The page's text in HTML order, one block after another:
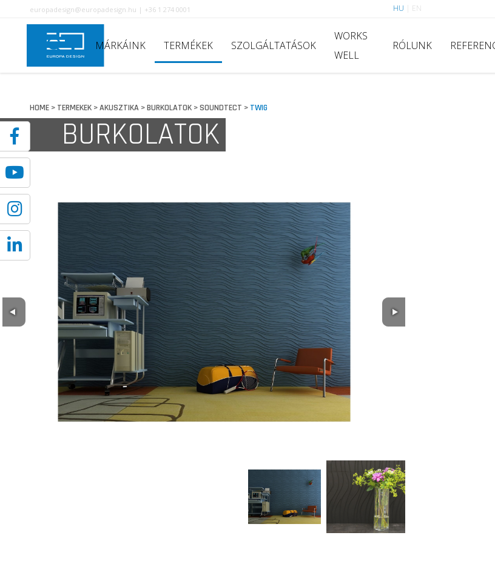
europadesign@europadesign.hu | +36 1 274 0001 HU EN
MÁRKÁINK TERMÉKEK SZOLGÁLTATÁSOK
WORKS
WELL
RÓLUNK
HOME> TERMEKEK>AKUSZTIKA>BURKOLATOK>SOUNDTECT > TWIG
BURKOLATOK